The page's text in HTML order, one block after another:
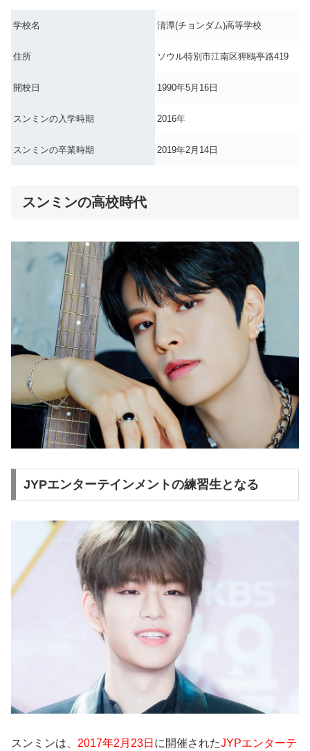
学校名 淸潭(チョンダム)高等学校
住所 ソウル特別市江南区狎鴎亭路419
開校日 1990年5月16日
スンミンの入学時期 2016年
スンミンの卒業時期 2019年2月14日
スンミンの高校時代
JYPエンターテインメントの練習生となる
スンミンは、 2017年2月23日 に開催されたJYPエンターテ